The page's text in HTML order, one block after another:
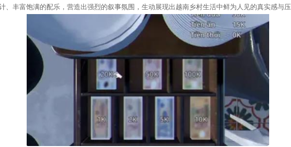
、丰富饱满的配乐，营造出强烈的叙事氛围，生动展现出越南乡村生活中鲜为人见的真实感与压